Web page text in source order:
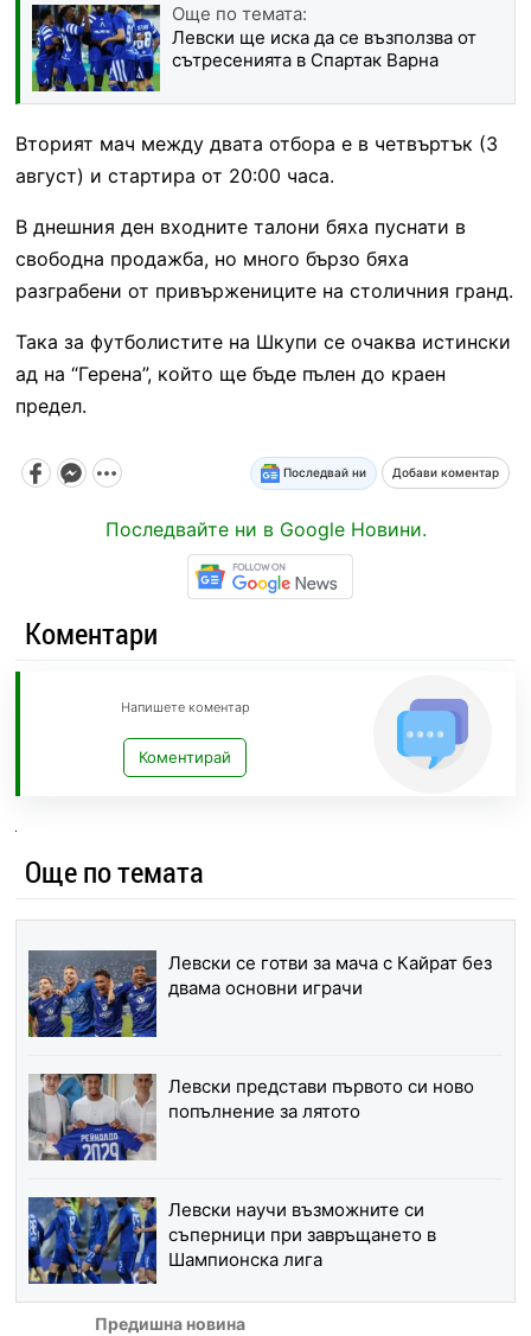
Още по темата:
Левски ще иска да се възползва от
сътресенията в Спартак Варна
Вторият мач между двата отбора е в четвъртък (3
август) и стартира от 20:00 часа.
В днешния ден входните талони бяха пуснати в
свободна продажба, но много бързо бяха
разграбени от привържениците на столичния гранд.
Така за футболистите на Шкупи се очаква истински
ад на “Герена”, който ще бъде пълен до краен
предел.
Последвай ни Добави коментар
Последвайте ни в Google Новини.
Коментари
Напишете коментар
Коментирай
Още по темата
Левски се готви за мача с Кайрат без
двама основни играчи
Левски представи първото си ново
попълнение за лятото
Левски научи възможните си
съперници при завръщането в
Шампионска лига